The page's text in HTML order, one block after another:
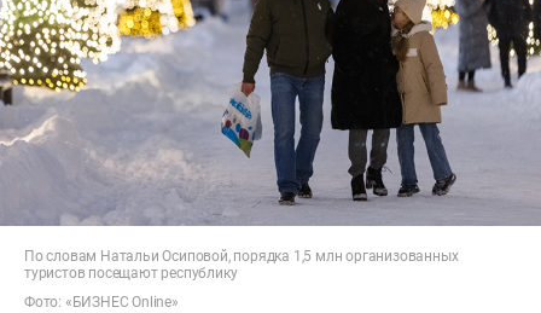
По словам Натальи Осиповой, порядка 1,5 млн организованных
туристов посещают республику
Фото: «БИЗНЕС Online»